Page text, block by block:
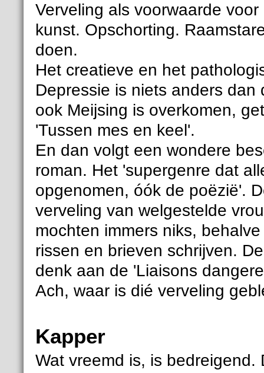
Verveling als voorwaarde
kunst. Opschorting.
doen.
Het creatieve en het
Depressie is niets anders
ook Meijsing is overkomen,
'Tussen mes en keel'.
En dan volgt een wondere
roman. Het 'supergenre dat
opgenomen, óók de poëzië'.
verveling van welgestelde
mochten immers niks,
rissen en brieven schrijven.
denk aan de 'Liaisons
Ach, waar is dié verveling
Kapper
Wat vreemd is, is